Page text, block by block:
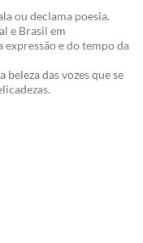
ou declama poesia.
e Brasil em
e do tempo da
das vozes que se